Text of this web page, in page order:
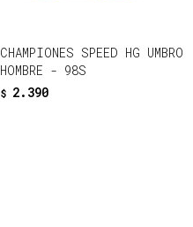
CHAMPIONES SPEED HG UMBRO
HOMBRE - 98S
$ 2.390